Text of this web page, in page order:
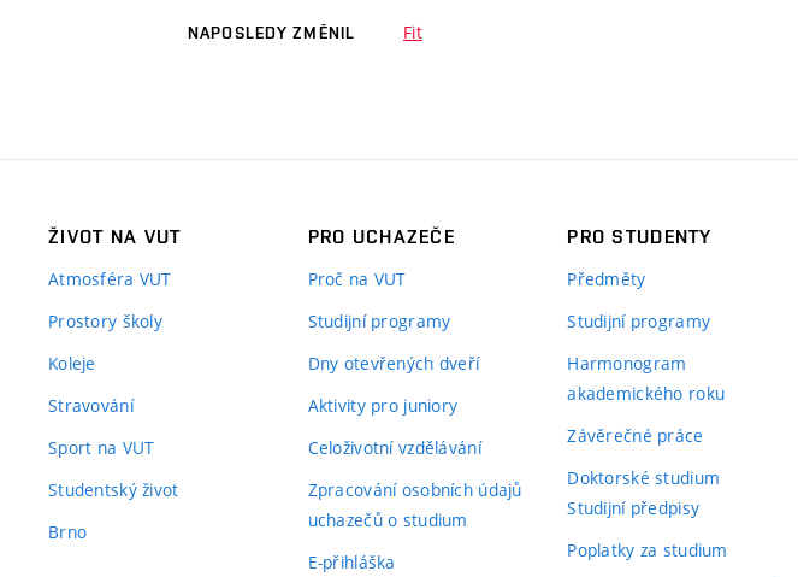
NAPOSLEDY ZMĚNIL Fit
ŽIVOT NA VUT
Atmosféra VUT
Prostory školy
Koleje
Stravování
Sport na VUT
Studentský život
Brno
PRO UCHAZEČE
Proč na VUT
Studijní programy
Dny otevřených dveří
Aktivity pro juniory
Celoživotní vzdělávání
Zpracování osobních údajů
uchazečů o studium
E-přihláška
PRO STUDENTY
Předměty
Studijní programy
Harmonogram
akademického roku
Závěrečné práce
Doktorské studium
Studijní předpisy
Poplatky za studium